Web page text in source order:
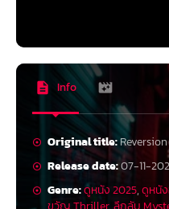
Info
Original title:
Release date:07-11-
Genre:ดูหนัง 2025,ดูหนั